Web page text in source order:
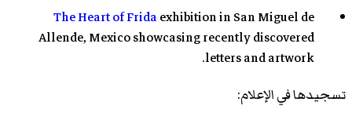
The Heart of Fridaexhibition in San Miguel de
Allende, Mexico showcasing recently discovered
letters and artwork.
تسجيدها في الإعلام: